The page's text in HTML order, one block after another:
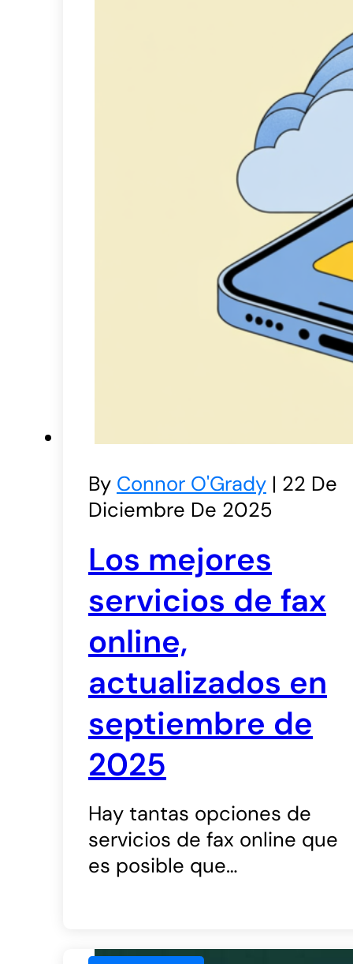
By Connor O'Grady | 22 De
Diciembre De 2025
Los mejores
servicios de fax
online,
actualizados en
septiembre de
2025
Hay tantas opciones de
servicios de fax online que
es posible que…